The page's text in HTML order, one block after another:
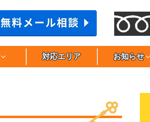
対応エリア お知らせ